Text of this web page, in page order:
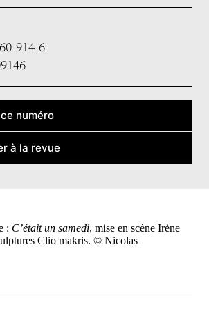
914-6
numéro
à la revue
: C’était un samedi, mise en scène Irène
Clio makris. © Nicolas